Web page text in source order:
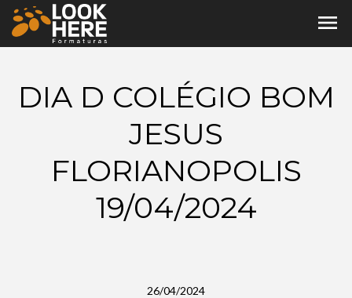
menu
DIA D COLÉGIO BOM
JESUS
FLORIANOPOLIS
19/04/2024
26/04/2024